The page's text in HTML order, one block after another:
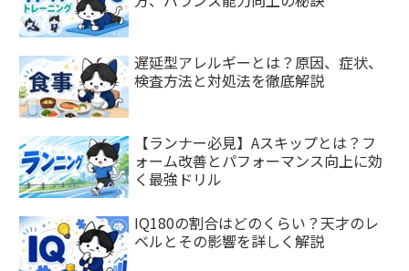
遅延型アレルギーとは？原因、症状、
検査方法と対処法を徹底解説
【ランナー必見】Aスキップとは？フ
ォーム改善とパフォーマンス向上に効
く最強ドリル
IQ180の割合はどのくらい？天才のレ
ベルとその影響を詳しく解説